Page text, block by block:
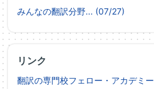
みんなの翻訳分野... (07/27)
リンク
翻訳の専門校フェロー・アカデミー